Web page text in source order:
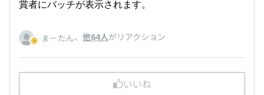
賞者にバッチが表示されます。
まーたん、 他64人がリアクション
いいね